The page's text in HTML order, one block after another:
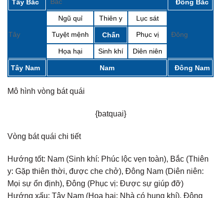
Tây Bắc Bắc Đông Bắc
Tây
Ngũ quỉ Thiên y Lục sát
Đông
Tuyệt mệnh Chấn Phục vị
Họa hại Sinh khí Diên niên
Tây Nam Nam Đông Nam
Mô hình vòng bát quái
{batquai}
Vòng bát quái chi tiết
Hướng tốt: Nam (Sinh khí: Phúc lộc vẹn toàn), Bắc (Thiên
y: Gặp thiên thời, được che chở), Đông Nam (Diên niên:
Mọi sự ổn định), Đông (Phục vị: Được sự giúp đỡ)
Hướng xấu: Tây Nam (Họa hại: Nhà có hung khí), Đông